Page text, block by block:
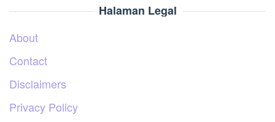
Halaman Legal
About
Contact
Disclaimers
Privacy Policy